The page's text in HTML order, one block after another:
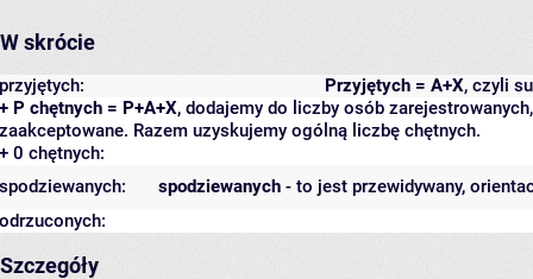
W skrócie
Przyjętych = A+X, czyli
przyjętych:
+ P chętnych = P+A+X, dodajemy do liczby osób
zaakceptowane. Razem uzyskujemy ogólną liczbę chętnych.
+ 0 chętnych:
spodziewanych - to jest przewidywany,
spodziewanych:
odrzuconych:
Szczegóły